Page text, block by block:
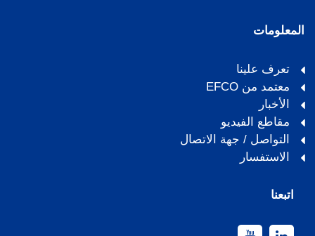
المعلومات
تعرف علينا
معتمد من EFCO
الأخبار
مقاطع الفيديو
التواصل / جهة الاتصال
الاستفسار
اتبعنا